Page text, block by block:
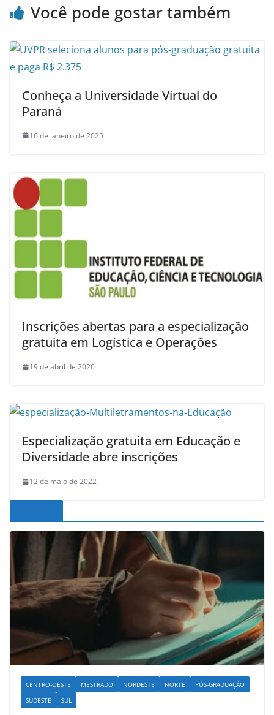
Você pode gostar também
Conheça a Universidade Virtual do
Paraná
16 de janeiro de 2025
Inscrições abertas para a especialização
gratuita em Logística e Operações
19 de abril de 2026
Especialização gratuita em Educação e
Diversidade abre inscrições
12 de maio de 2022
CENTRO-OESTE MESTRADO NORDESTE NORTE
PÓS-GRADUAÇÃO
SUDESTE
SUL